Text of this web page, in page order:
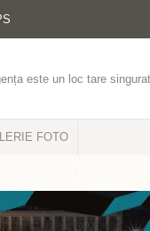
este un loc tare
FOTO